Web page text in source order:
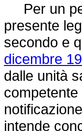
Per un
presente
secondo e
dicembre
dalle unità
intende